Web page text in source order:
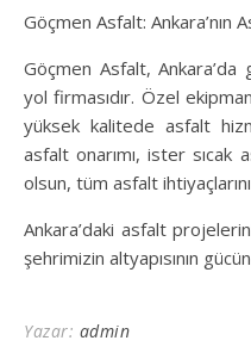
Göçmen Asfalt: Ankara’nın
Göçmen Asfalt,
yol firmasıdır. Özel
yüksek kalitede asfalt
asfalt onarımı, ister
olsun, tüm asfalt
Ankara’daki asfalt
şehrimizin altyapısının
Yazar: admin